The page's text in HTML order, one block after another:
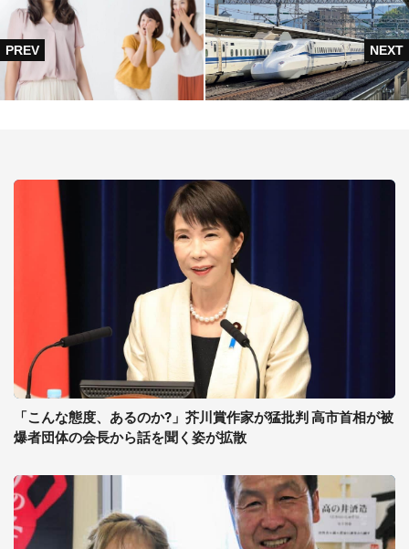
「こんな態度、あるのか?」芥川賞作家が猛批判 高市首相が被
爆者団体の会長から話を聞く姿が拡散